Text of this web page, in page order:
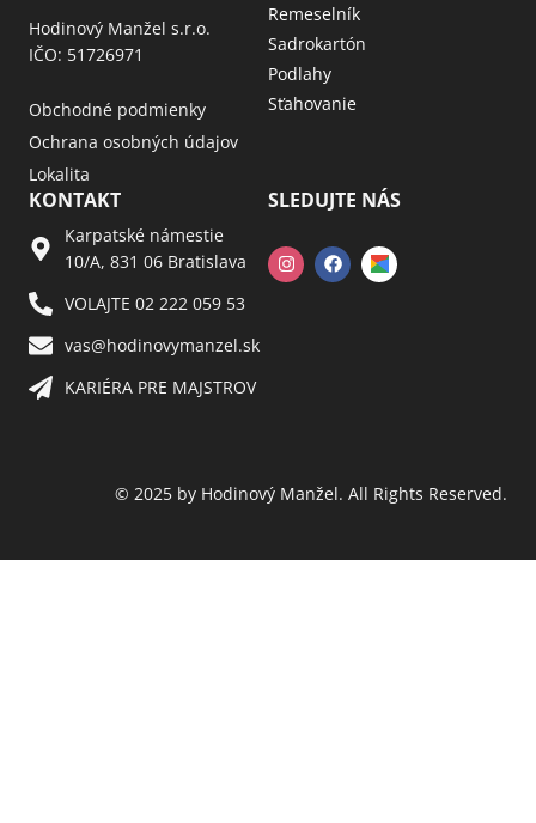
Hodinový Manžel s.r.o.
IČO: 51726971
Obchodné podmienky
Ochrana osobných údajov
Lokalita
Remeselník
Sadrokartón
Podlahy
Sťahovanie
KONTAKT
Karpatské námestie
10/A, 831 06 Bratislava
VOLAJTE 02 222 059 53​
vas@hodinovymanzel.sk​
KARIÉRA PRE MAJSTROV​
SLEDUJTE NÁS
© 2025 by Hodinový Manžel. All Rights Reserved.